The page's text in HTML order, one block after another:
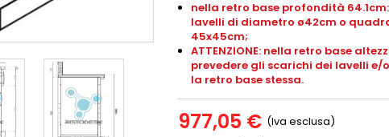
nella retro base profondità
lavelli di diametro ø42cm o
45x45cm;
ATTENZIONE: nella retro base
prevedere gli scarichi dei lavelli
la retro base stessa.
977,05 € (Iva esclusa)